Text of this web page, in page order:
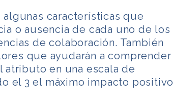
características que
o ausencia de cada uno de los
de colaboración. También
que ayudarán a comprender
en una escala de
el 3 el máximo impacto positivo